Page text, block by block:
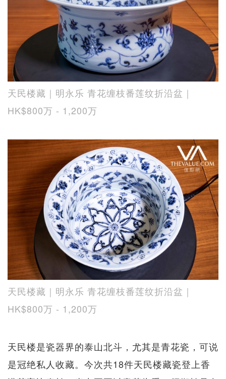
天民楼藏｜明永乐 青花缠枝番莲纹折沿盆｜
HK$800万 - 1,200万
天民楼藏｜明永乐 青花缠枝番莲纹折沿盆｜
HK$800万 - 1,200万
天民楼是瓷器界的泰山北斗，尤其是青花瓷，可说
是冠绝私人收藏。今次共18件天民楼藏瓷登上香